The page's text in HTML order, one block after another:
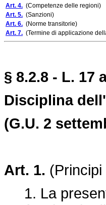
Art. 4. (Competenze delle regioni)
Art. 5. (Sanzioni)
Art. 6. (Norme transitorie)
Art. 7. (Termine di applicazione
§ 8.2.8 - L. 17
Disciplina
(G.U. 2
Art. 1. (Principi
1. La